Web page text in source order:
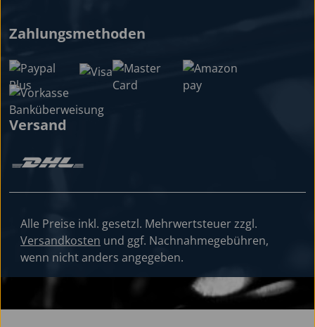
Zahlungsmethoden
Versand
Alle Preise inkl. gesetzl. Mehrwertsteuer zzgl.
Versandkosten und ggf. Nachnahmegebühren,
wenn nicht anders angegeben.